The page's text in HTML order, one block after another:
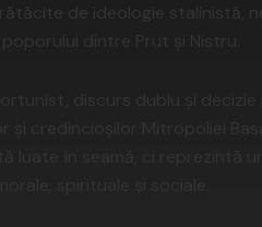
de ideologie stalinistă,